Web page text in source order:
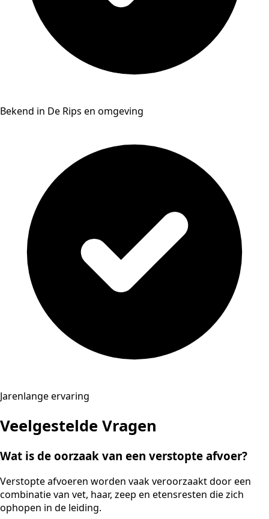
Bekend in De Rips en omgeving
Jarenlange ervaring
Veelgestelde Vragen
Wat is de oorzaak van een verstopte afvoer?
Verstopte afvoeren worden vaak veroorzaakt door een
combinatie van vet, haar, zeep en etensresten die zich
ophopen in de leiding.